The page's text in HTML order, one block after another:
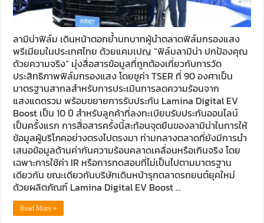
ลามิน่าฟิล์ม เดินหน้าตอกย้ำบทบาทผู้นำตลาดฟิล์มกรองแสง
พรีเมียมในประเทศไทย ด้วยแคมเปญ “ฟิล์มลามิน่า ปกป้องคุณ
ด้วยความจริง” มุ่งสื่อสารข้อมูลที่ถูกต้องเกี่ยวกับการวัด
ประสิทธิภาพฟิล์มกรองแสง โดยชูค่า TSER ที่ 90 องศาเป็น
มาตรฐานสากลสำหรับการประเมินการลดความร้อนจาก
แสงแดดรวม พร้อมขยายการรับประกัน Lamina Digital EV
Boost เป็น 10 ปี สำหรับลูกค้าที่ลงทะเบียนรับประกันออนไลน์
เป็นครั้งแรก การสื่อสารครั้งนี้สะท้อนจุดยืนของลามิน่าในการให้
ข้อมูลผู้บริโภคอย่างตรงไปตรงมา ท่ามกลางตลาดที่ยังมีการนำ
เสนอข้อมูลด้านค่ากันความร้อนคลาดเคลื่อนหรือเกินจริง โดย
เฉพาะการใช้ค่า IR หรือการทดสอบที่ไม่เป็นไปตามมาตรฐาน
เดียวกัน ขณะเดียวกันบริษัทเดินหน้ารุกตลาดรถยนต์ยุคใหม่
ด้วยผลิตภัณฑ์ Lamina Digital EV Boost …
Read More »